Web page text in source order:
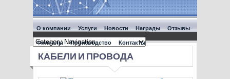
О компании Услуги Новости Награды Отзывы
Филиалы Производство Контакты
КАБЕЛИ И ПРОВОДА